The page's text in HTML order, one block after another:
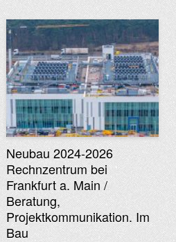
Neubau 2024-2026
Rechnzentrum bei
Frankfurt a. Main /
Beratung,
Projektkommunikation. Im
Bau